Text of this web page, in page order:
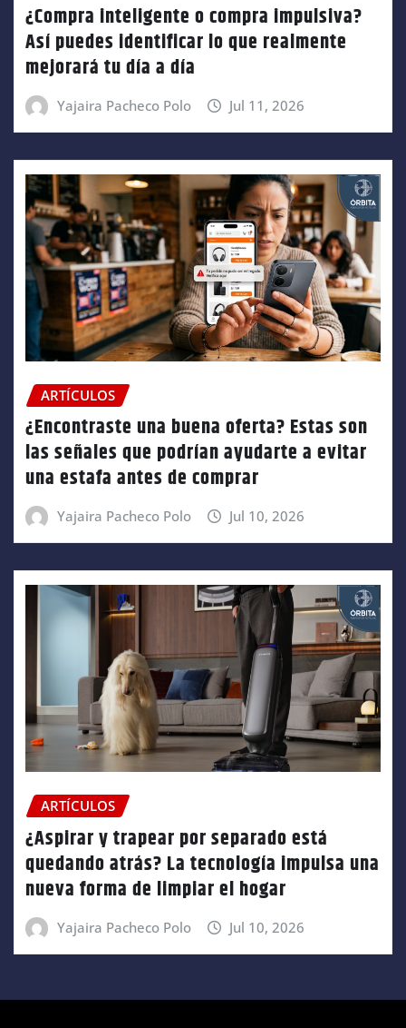
¿Compra inteligente o compra impulsiva?
Así puedes identificar lo que realmente
mejorará tu día a día
Yajaira Pacheco Polo Jul 11, 2026
ARTÍCULOS
¿Encontraste una buena oferta? Estas son
las señales que podrían ayudarte a evitar
una estafa antes de comprar
Yajaira Pacheco Polo Jul 10, 2026
ARTÍCULOS
¿Aspirar y trapear por separado está
quedando atrás? La tecnología impulsa una
nueva forma de limpiar el hogar
Yajaira Pacheco Polo Jul 10, 2026